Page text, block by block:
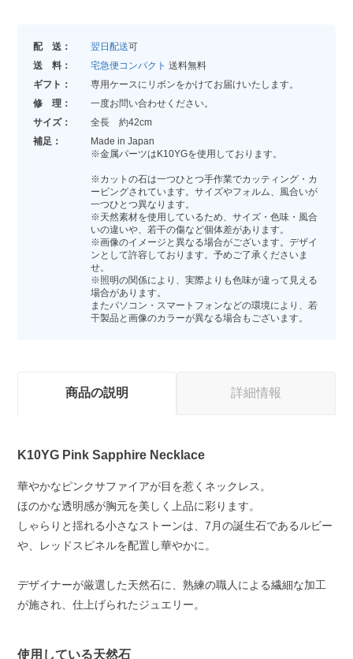
配 送： 翌日配送可
送 料：
宅急便コンパクト 送料無料
ギフト：
専用ケースにリボンをかけてお届けいたします。
修 理：
一度お問い合わせください。
サイズ：
全長 約42cm
補足：
Made in Japan
※金属パーツはK10YGを使用しております。
※カットの石は一つひとつ手作業でカッティング・カ
ービングされています。サイズやフォルム、風合いが
一つひとつ異なります。
※天然素材を使用しているため、サイズ・色味・風合
いの違いや、若干の傷など個体差があります。
※画像のイメージと異なる場合がございます。デザイ
ンとして許容しております。予めご了承くださいま
せ。
※照明の関係により、実際よりも色味が違って見える
場合があります。
またパソコン・スマートフォンなどの環境により、若
干製品と画像のカラーが異なる場合もございます。
商品の説明 詳細情報
K10YG Pink Sapphire Necklace
華やかなピンクサファイアが目を惹くネックレス。
ほのかな透明感が胸元を美しく上品に彩ります。
しゃらりと揺れる小さなストーンは、7月の誕生石であるルビー
や、レッドスピネルを配置し華やかに。
デザイナーが厳選した天然石に、熟練の職人による繊細な加工
が施され、仕上げられたジュエリー。
使用している天然石